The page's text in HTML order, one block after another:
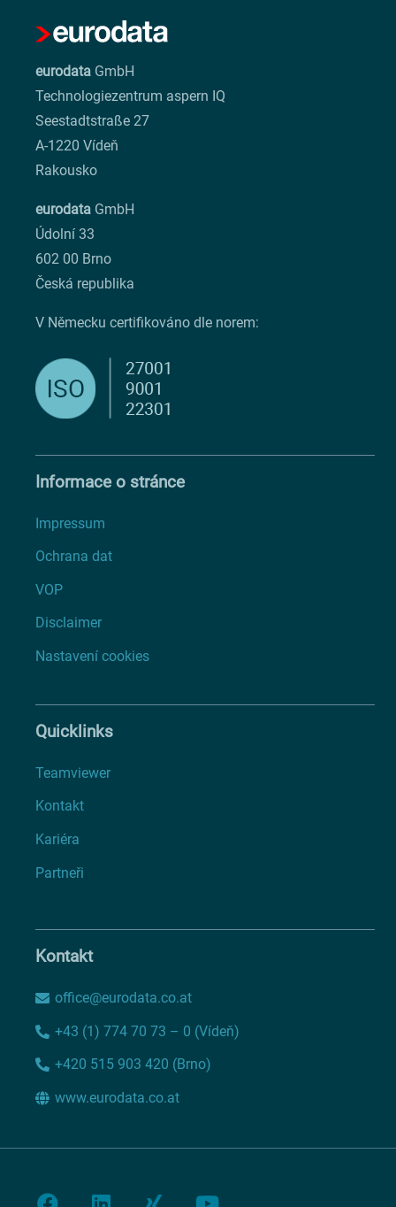
eurodata GmbH
Technologiezentrum aspern IQ
Seestadtstraße 27
A-1220 Vídeň
Rakousko
eurodata GmbH
Údolní 33
602 00 Brno
Česká republika
V Německu certifikováno dle norem:
Informace o stránce
Impressum
Ochrana dat
VOP
Disclaimer
Nastavení cookies
Quicklinks
Teamviewer
Kontakt
Kariéra
Partneři
Kontakt
office@eurodata.co.at
+43 (1) 774 70 73 – 0 (Vídeň)
+420 515 903 420 (Brno)
www.eurodata.co.at